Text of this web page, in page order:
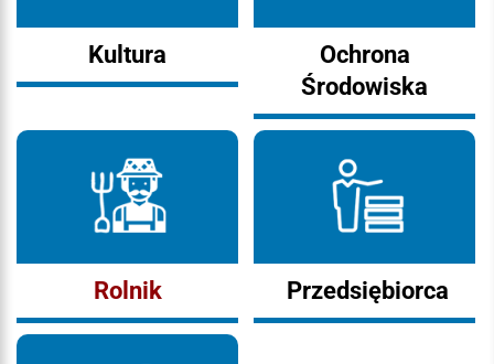
Kultura
Ochrona
Środowiska
Rolnik Przedsiębiorca